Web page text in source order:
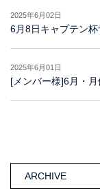
2025年6月02日
6月8日キャプテン
2025年6月01日
[メンバー様]6月・月
ARCHIVE